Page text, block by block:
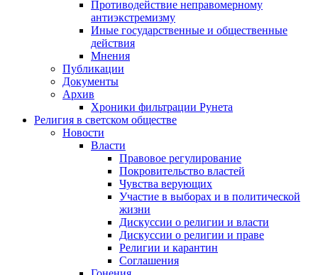
Противодействие неправомерному
антиэкстремизму
Иные государственные и общественные
действия
Мнения
Публикации
Документы
Архив
Хроники фильтрации Рунета
Религия в светском обществе
Новости
Власти
Правовое регулирование
Покровительство властей
Чувства верующих
Участие в выборах и в политической
жизни
Дискуссии о религии и власти
Дискуссии о религии и праве
Религии и карантин
Соглашения